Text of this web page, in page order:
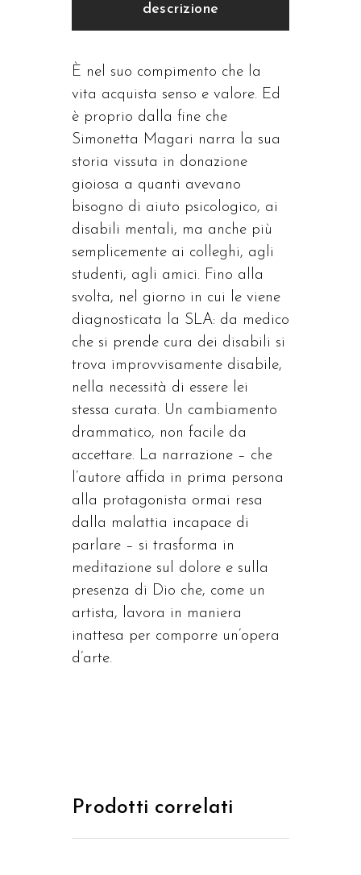
descrizione
È nel suo compimento che la
vita acquista senso e valore. Ed
è proprio dalla fine che
Simonetta Magari narra la sua
storia vissuta in donazione
gioiosa a quanti avevano
bisogno di aiuto psicologico, ai
disabili mentali, ma anche più
semplicemente ai colleghi, agli
studenti, agli amici. Fino alla
svolta, nel giorno in cui le viene
diagnosticata la SLA: da medico
che si prende cura dei disabili si
trova improvvisamente disabile,
nella necessità di essere lei
stessa curata. Un cambiamento
drammatico, non facile da
accettare. La narrazione – che
l’autore affida in prima persona
alla protagonista ormai resa
dalla malattia incapace di
parlare – si trasforma in
meditazione sul dolore e sulla
presenza di Dio che, come un
artista, lavora in maniera
inattesa per comporre un’opera
d’arte.
Prodotti correlati